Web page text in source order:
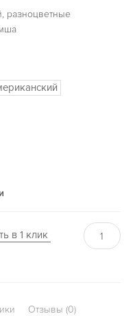
разноцветные
в 1 клик
Отзывы (0)